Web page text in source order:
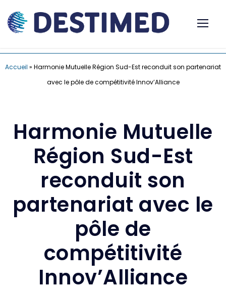
Accueil » Harmonie Mutuelle Région Sud-Est reconduit son partenariat
avec le pôle de compétitivité Innov’Alliance
Harmonie Mutuelle
Région Sud-Est
reconduit son
partenariat avec le
pôle de
compétitivité
Innov’Alliance